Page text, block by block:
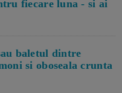
fiecare luna - si ai
baletul dintre
si oboseala crunta